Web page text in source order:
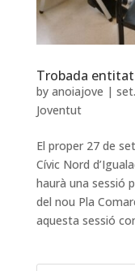
Trobada
by anoiajove |
Joventut
El proper 27 de
Cívic Nord
haurà una sessió
del nou Pla
aquesta sessió